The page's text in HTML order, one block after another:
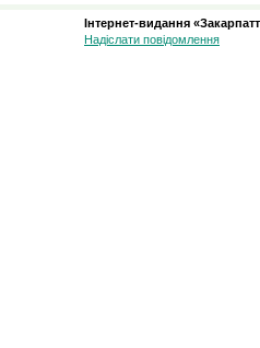
Інтернет-видання
Надіслати повідомлення